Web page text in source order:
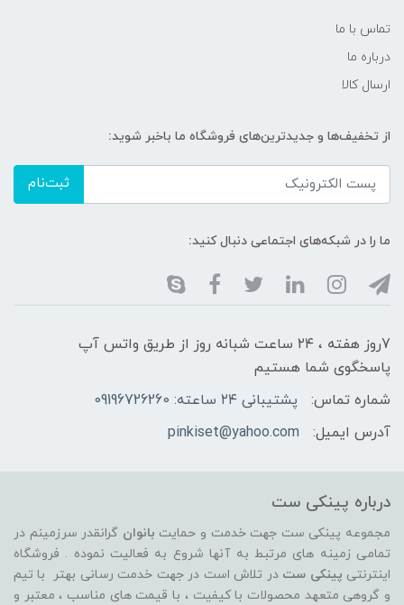
تماس با ما
درباره ما
ارسال کالا
از تخفیف‌ها و جدیدترین‌های فروشگاه ما باخبر شوید:
ثبت‌نام
ما را در شبکه‌های اجتماعی دنبال کنید:
7روز هفته ، ۲۴ ساعت شبانه‌ روز از طریق واتس آپ
پاسخگوی شما هستیم
شماره تماس:
پشتیبانی ۲۴ ساعته: 09196726260
آدرس ایمیل:
pinkiset@yahoo.com
درباره پینکی ست
مجموعه پینکی ست جهت خدمت و حمایت بانوان گرانقدر سرزمینم در
تمامی زمینه های مرتبط به آنها شروع به فعالیت نموده . فروشگاه
اینترنتی پینکی ست در تلاش است در جهت خدمت رسانی بهتر با تیم
و گروهی متعهد محصولات با کیفیت ، با قیمت های مناسب ، معتبر و